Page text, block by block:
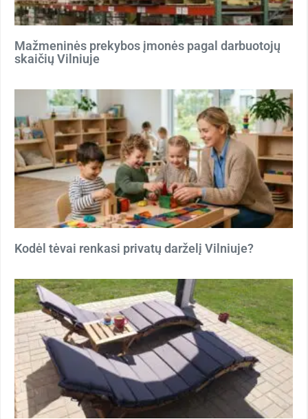
Mažmeninės prekybos įmonės pagal darbuotojų
skaičių Vilniuje
Kodėl tėvai renkasi privatų darželį Vilniuje?